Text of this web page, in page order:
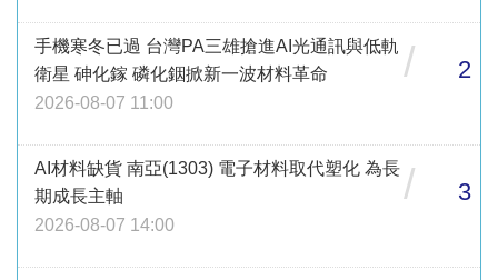
手機寒冬已過 台灣PA三雄搶進AI光通訊與低軌
衛星 砷化鎵 磷化銦掀新一波材料革命
2026-08-07 11:00
/ 2
AI材料缺貨 南亞(1303) 電子材料取代塑化 為長
期成長主軸
2026-08-07 14:00
/ 3